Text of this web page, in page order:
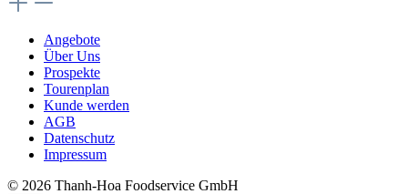
Angebote
Über Uns
Prospekte
Tourenplan
Kunde werden
AGB
Datenschutz
Impressum
© 2026 Thanh-Hoa Foodservice GmbH